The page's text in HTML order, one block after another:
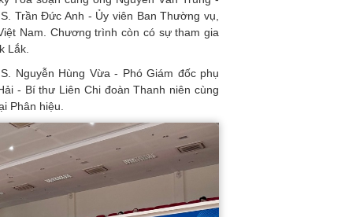
Trần Đức Anh - Ủy viên Ban Thường vụ,
Nam. Chương trình còn có sự tham gia
Lắk.
Nguyễn Hùng Vừa - Phó Giám đốc phụ
- Bí thư Liên Chi đoàn Thanh niên cùng
Phân hiệu.